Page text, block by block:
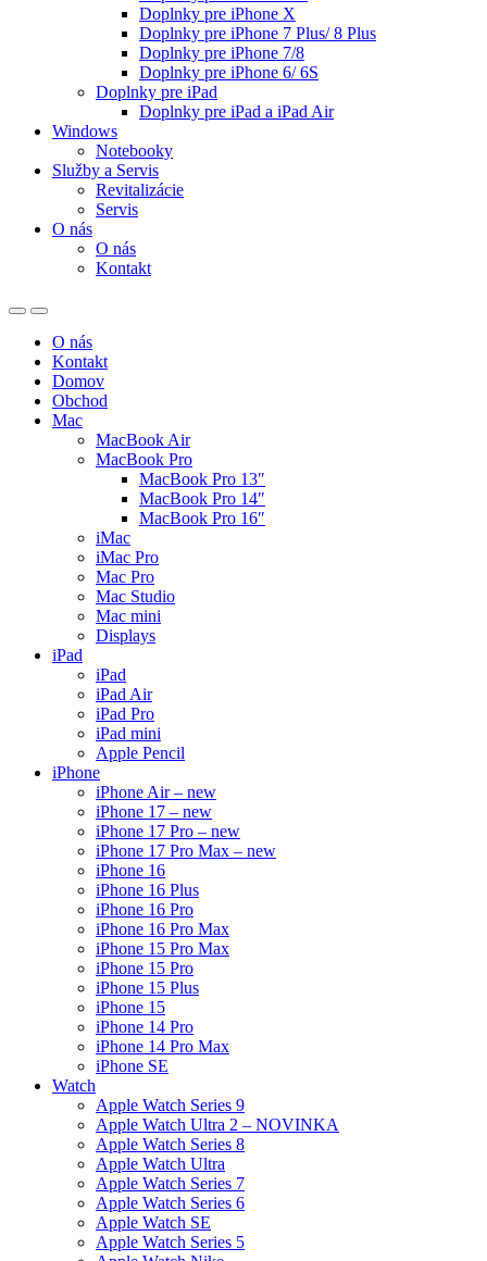
Doplnky pre iPhone X
Doplnky pre iPhone 7 Plus/ 8 Plus
Doplnky pre iPhone 7/8
Doplnky pre iPhone 6/ 6S
Doplnky pre iPad
Doplnky pre iPad a iPad Air
Windows
Notebooky
Služby a Servis
Revitalizácie
Servis
O nás
O nás
Kontakt
O nás
Kontakt
Domov
Obchod
Mac
MacBook Air
MacBook Pro
MacBook Pro 13″
MacBook Pro 14″
MacBook Pro 16″
iMac
iMac Pro
Mac Pro
Mac Studio
Mac mini
Displays
iPad
iPad
iPad Air
iPad Pro
iPad mini
Apple Pencil
iPhone
iPhone Air – new
iPhone 17 – new
iPhone 17 Pro – new
iPhone 17 Pro Max – new
iPhone 16
iPhone 16 Plus
iPhone 16 Pro
iPhone 16 Pro Max
iPhone 15 Pro Max
iPhone 15 Pro
iPhone 15 Plus
iPhone 15
iPhone 14 Pro
iPhone 14 Pro Max
iPhone SE
Watch
Apple Watch Series 9
Apple Watch Ultra 2 – NOVINKA
Apple Watch Series 8
Apple Watch Ultra
Apple Watch Series 7
Apple Watch Series 6
Apple Watch SE
Apple Watch Series 5